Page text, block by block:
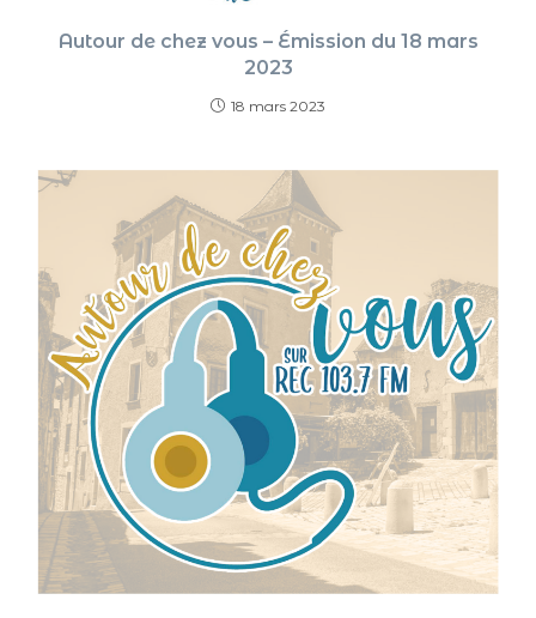
Autour de chez vous – Émission du 18 mars
2023
18 mars 2023